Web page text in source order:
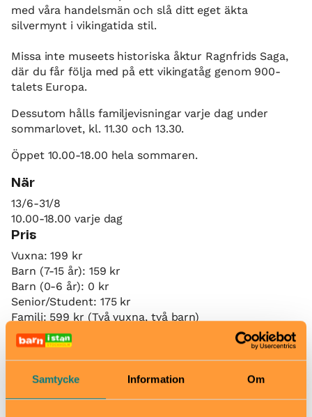
Samtycke Information Om
med våra handelsmän och slå ditt eget äkta
silvermynt i vikingatida stil.
Missa inte museets historiska åktur Ragnfrids Saga,
där du får följa med på ett vikingatåg genom 900-
talets Europa.
Dessutom hålls familjevisningar varje dag under
sommarlovet, kl. 11.30 och 13.30.
Öppet 10.00-18.00 hela sommaren.
När
13/6-31/8
10.00-18.00 varje dag
Pris
Vuxna: 199 kr
Barn (7-15 år): 159 kr
Barn (0-6 år): 0 kr
Senior/Student: 175 kr
Familj: 599 kr (Två vuxna, två barn)
Bra att veta
Kafé
Restaurang